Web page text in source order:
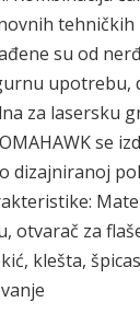
tehničkih
su od
upotrebu,
za lasersku
se
dizajniranoj
otvarač za
klešta,